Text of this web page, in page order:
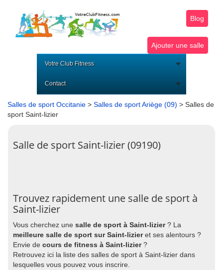
Blog
Ajouter une salle
Votre Club Fitness
Contact
Salles de sport Occitanie > Salles de sport Ariège (09) > Salles de
sport Saint-lizier
Salle de sport Saint-lizier (09190)
Trouvez rapidement une salle de sport à
Saint-lizier
Vous cherchez une salle de sport à Saint-lizier? La
meilleure salle de sport sur Saint-lizieret ses alentours ?
Envie de cours de fitness à Saint-lizier?
Retrouvez ici la liste des salles de sport à Saint-lizier dans
lesquelles vous pouvez vous inscrire.